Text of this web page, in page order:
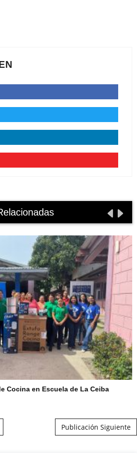
Cocina en Escuela de La Ceiba
Publicación Siguiente